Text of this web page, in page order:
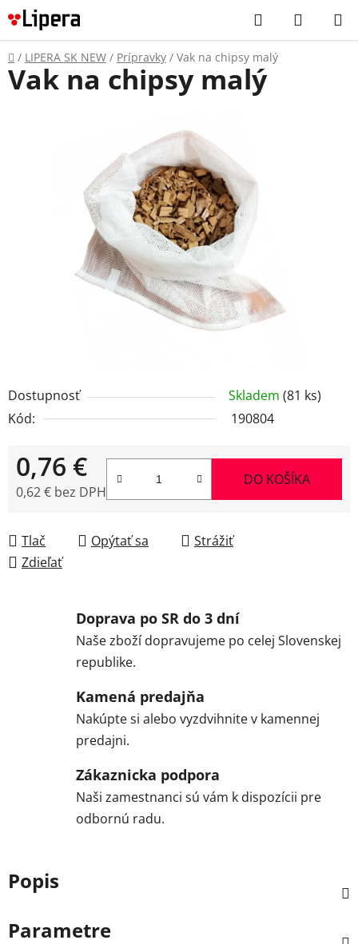
Prejsť
na
obsah
Hľadať
KOŠÍK
Domov
/ LIPERA SK NEW / Prípravky / Vak na chipsy malý
Dostupnosť Skladem (81 ks)
Kód:
190804
0,76 €
0,62 € bez DPH
DO KOŠÍKA
Tlač Opýtať sa
Strážiť
Zdieľať
Vak na chipsy malý
Doprava po SR do 3 dní
Naše zboží dopravujeme po celej Slovenskej
republike.
Kamená predajňa
Nakúpte si alebo vyzdvihnite v kamennej
predajni.
Zákaznicka podpora
Naši zamestnanci sú vám k dispozícii pre
odbornú radu.
Popis
Parametre